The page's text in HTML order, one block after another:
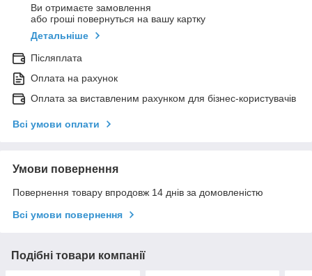
Ви отримаєте замовлення
або гроші повернуться на вашу картку
Детальніше
Післяплата
Оплата на рахунок
Оплата за виставленим рахунком для бізнес-користувачів
Всі умови оплати
Умови повернення
Повернення товару впродовж 14 днів за домовленістю
Всі умови повернення
Подібні товари компанії